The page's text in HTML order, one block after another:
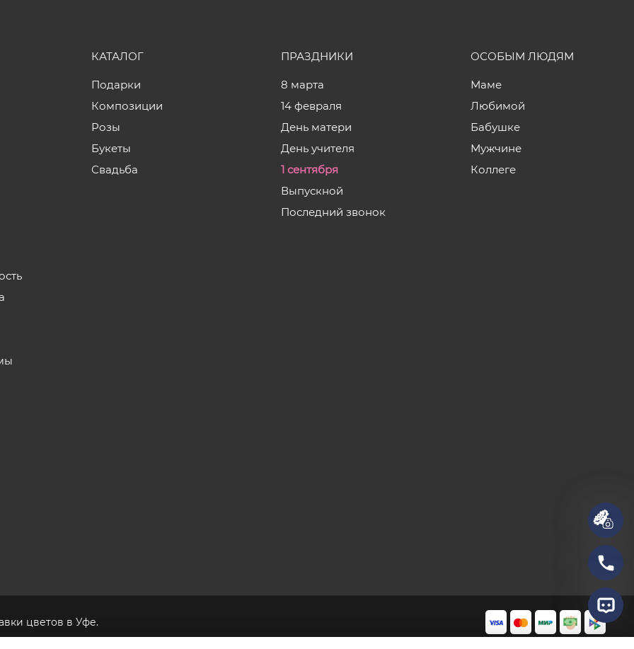
КАТАЛОГ
Подарки
Композиции
Розы
Букеты
Свадьба
ПРАЗДНИКИ
8 марта
14 февраля
День матери
День учителя
1 сентября
Выпускной
Последний звонок
ОСОБЫМ ЛЮДЯМ
Маме
Любимой
Бабушке
Мужчине
Коллеге
цветов в Уфе.